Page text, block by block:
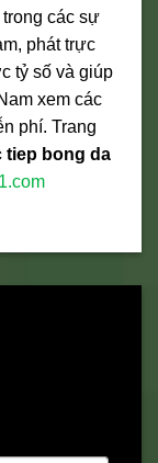
các sự
phát trực
tỷ số và giúp
xem các
phí. Trang
tiep bong da